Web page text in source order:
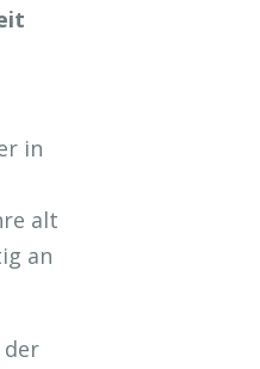
in
alt
an
der